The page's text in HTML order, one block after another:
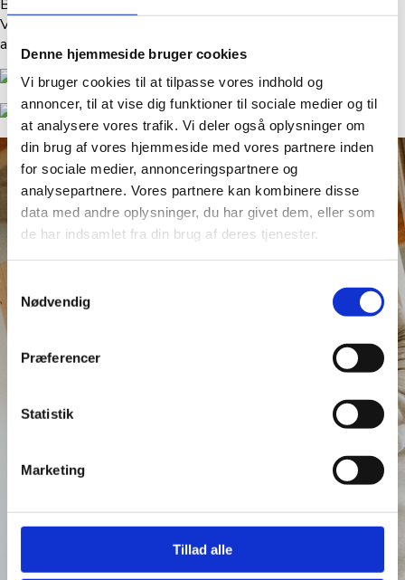
Denne hjemmeside bruger cookies
Vi bruger cookies til at tilpasse vores indhold og
annoncer, til at vise dig funktioner til sociale medier og til
at analysere vores trafik. Vi deler også oplysninger om
din brug af vores hjemmeside med vores partnere inden
for sociale medier, annonceringspartnere og
analysepartnere. Vores partnere kan kombinere disse
data med andre oplysninger, du har givet dem, eller som
de har indsamlet fra din brug af deres tjenester.
Nødvendig
Præferencer
Statistik
Marketing
Tillad alle
Bag hvert projekt står mennesker, der brænder for deres fag.
Vores håndværkere gør sig umage, holder deres aftaler og er
altid klar til at give dig en tryg og professionel oplevelse.